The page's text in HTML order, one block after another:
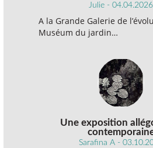
Julie - 04.04.2026
A la Grande Galerie de
Muséum du jardin…
Une exposition
Sarafina A -